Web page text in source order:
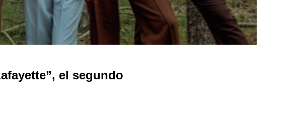
el segundo